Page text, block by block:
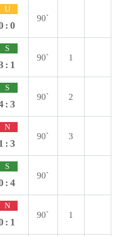
U
90`
S
90` 1
S
90` 2
N
90` 3
S
90`
N
90` 1